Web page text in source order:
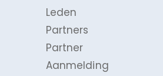
Leden
Partners
Partner
Aanmelding